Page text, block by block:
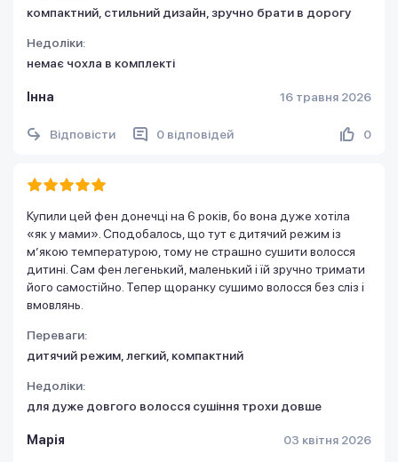
компактний, стильний дизайн, зручно брати в дорогу
Недоліки:
немає чохла в комплекті
Інна 16 травня 2026
Відповісти 0 відповідей 0
Купили цей фен донечці на 6 років, бо вона дуже хотіла
«як у мами». Сподобалось, що тут є дитячий режим із
м’якою температурою, тому не страшно сушити волосся
дитині. Сам фен легенький, маленький і їй зручно тримати
його самостійно. Тепер щоранку сушимо волосся без сліз і
вмовлянь.
Переваги:
дитячий режим, легкий, компактний
Недоліки:
для дуже довгого волосся сушіння трохи довше
Марія 03 квітня 2026